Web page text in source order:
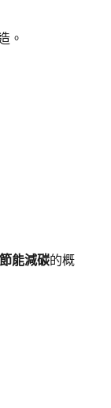
。
能減碳的概